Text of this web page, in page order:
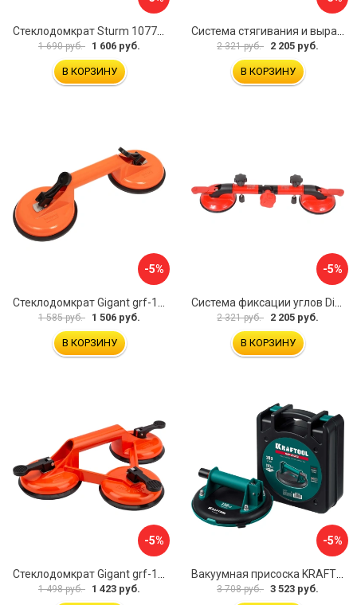
1 690 руб. 1 606 руб.
В КОРЗИНУ
2 321 руб. 2 205 руб.
В КОРЗИНУ
-5%
1 585 руб. 1 506 руб.
В КОРЗИНУ
-5%
2 321 руб. 2 205 руб.
В КОРЗИНУ
-5%
1 498 руб. 1 423 руб.
-5%
3 708 руб. 3 523 руб.